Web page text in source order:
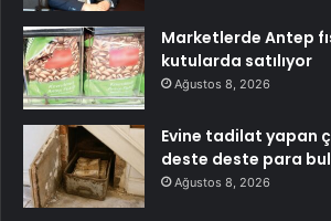
Marketlerde Antep
kutularda satılıyor
Ağustos 8, 2026
Evine tadilat yapan
deste deste para
Ağustos 8, 2026